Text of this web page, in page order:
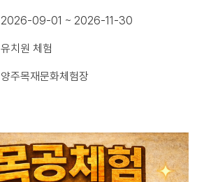
2026-09-01 ~ 2026-11-30
유치원 체험
양주목재문화체험장